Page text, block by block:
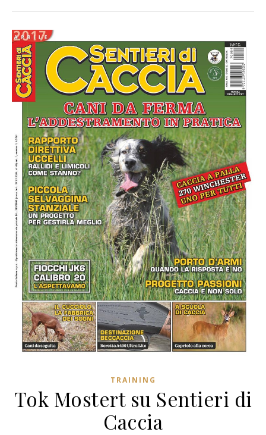
TRAINING
Tok Mostert su Sentieri di
Caccia